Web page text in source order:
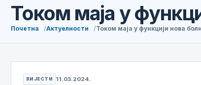
Током маја у
Почетна Актуелности Током маја у функцији нова
ВИЈЕСТИ 11.03.2024.